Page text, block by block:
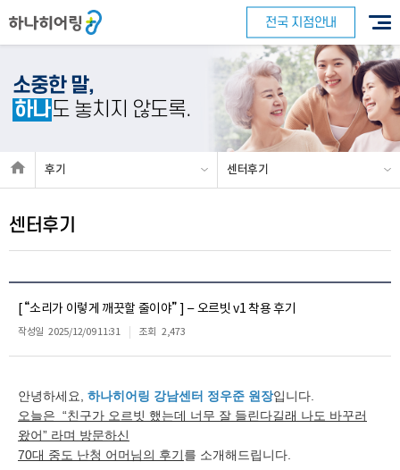
전국 지점안내
소중한 말,
하나도 놓치지 않도록.
후기 센터후기
센터후기
[ “소리가 이렇게 깨끗할 줄이야” ] – 오르빗 v1 착용 후기
작성일 2025/12/09 11:31 조회 2,473
안녕하세요, 하나히어링 강남센터 정우준 원장입니다.
오늘은 “친구가 오르빗 했는데 너무 잘 들린다길래 나도 바꾸러
왔어” 라며 방문하신
70대 중도 난청 어머님의 후기를 소개해드립니다.